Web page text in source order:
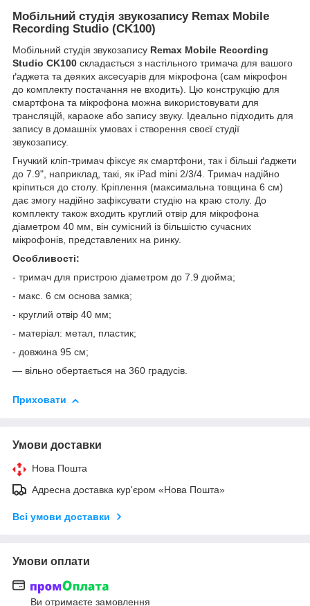
Мобільний студія звукозапису Remax Mobile
Recording Studio (CK100)
Мобільний студія звукозапису Remax Mobile Recording
Studio CK100 складається з настільного тримача для вашого
ґаджета та деяких аксесуарів для мікрофона (сам мікрофон
до комплекту постачання не входить). Цю конструкцію для
смартфона та мікрофона можна використовувати для
трансляцій, караоке або запису звуку. Ідеально підходить для
запису в домашніх умовах і створення своєї студії
звукозапису.
Гнучкий кліп-тримач фіксує як смартфони, так і більші ґаджети
до 7.9", наприклад, такі, як iPad mini 2/3/4. Тримач надійно
кріпиться до столу. Кріплення (максимальна товщина 6 см)
дає змогу надійно зафіксувати студію на краю столу. До
комплекту також входить круглий отвір для мікрофона
діаметром 40 мм, він сумісний із більшістю сучасних
мікрофонів, представлених на ринку.
Особливості:
- тримач для пристрою діаметром до 7.9 дюйма;
- макс. 6 см основа замка;
- круглий отвір 40 мм;
- матеріал: метал, пластик;
- довжина 95 см;
— вільно обертається на 360 градусів.
Приховати
Умови доставки
Нова Пошта
Адресна доставка кур'єром «Нова Пошта»
Всі умови доставки
Умови оплати
Ви отримаєте замовлення